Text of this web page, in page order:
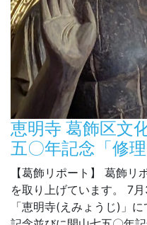
恵明寺 葛飾区文
五〇年記念「修
【葛飾リポート】 葛飾
を取り上げています。 7
「恵明寺(えみょうじ)」